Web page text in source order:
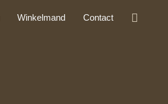
Winkelmand Contact